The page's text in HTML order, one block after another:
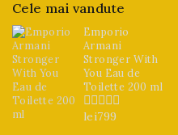
Cele mai vandute
Emporio
Armani
Stronger With
You Eau de
Toilette 200 ml
0
lei799